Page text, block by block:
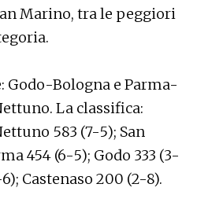
Marino, tra le peggiori
Godo-Bologna e Parma-
La classifica:
583 (7-5); San
454 (6-5); Godo 333 (3-
Castenaso 200 (2-8).